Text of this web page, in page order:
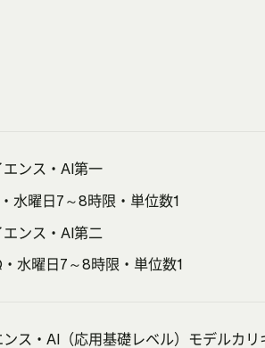
ンス・AI第一
水曜日7～8時限・単位数1
ンス・AI第二
水曜日7～8時限・単位数1
ス・AI（応用基礎レベル）モデルカリ